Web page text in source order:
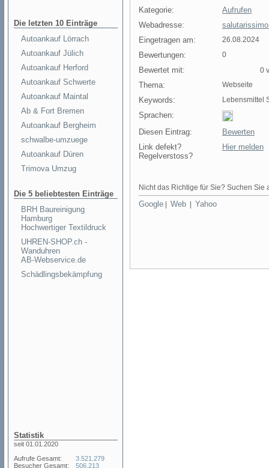
Die letzten 10 Einträge
Autoankauf Lörrach
Autoankauf Jülich
Autoankauf Herford
Autoankauf Schwerte
Autoankauf Maintal
Ab & Fort Bremen
Autoankauf Bergheim
schwalbe-umzuege
Autoankauf Düren
Trimova Umzug
Die 5 beliebtesten Einträge
BRH Baureinigung
Hamburg
Hochwertiger Textildruck
UHREN-SHOP.ch -
Wanduhren
AB-Webservice.de
Schädlingsbekämpfung
Statistik
seit 01.01.2020
Aufrufe Gesamt:
Besucher Gesamt:
3.521.279
506.213
Kategorie:
Aufrufen
Webadresse:
Eingetragen am:
26.08.2024
Bewertungen: 0
Bewertet mit: 0
Thema: Webseite
Keywords: Lebensmittel
Sprachen:
Diesen Eintrag:
Bewerten
Link defekt?
Regelverstoss?
Hier melden
Nicht das Richtige für Sie? Suchen Sie
Google Web Yahoo